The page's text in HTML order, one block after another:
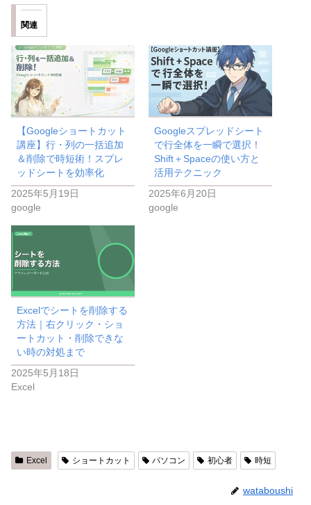
関連
【Googleショートカット
講座】行・列の一括追加
＆削除で時短術！スプレ
ッドシートを効率化
2025年5月19日
google
Googleスプレッドシート
で行全体を一瞬で選択！
Shift＋Spaceの使い方と
活用テクニック
2025年6月20日
google
Excelでシートを削除する
方法｜右クリック・ショ
ートカット・削除できな
い時の対処まで
2025年5月18日
Excel
Excel ショートカット パソコン 初心者 時短
wataboushi